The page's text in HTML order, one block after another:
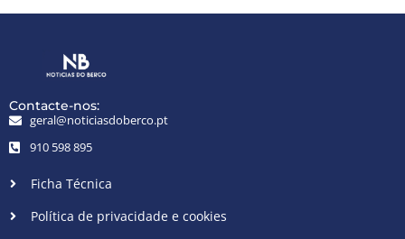
Contacte-nos:
geral@noticiasdoberco.pt
910 598 895
Ficha Técnica
Política de privacidade e cookies